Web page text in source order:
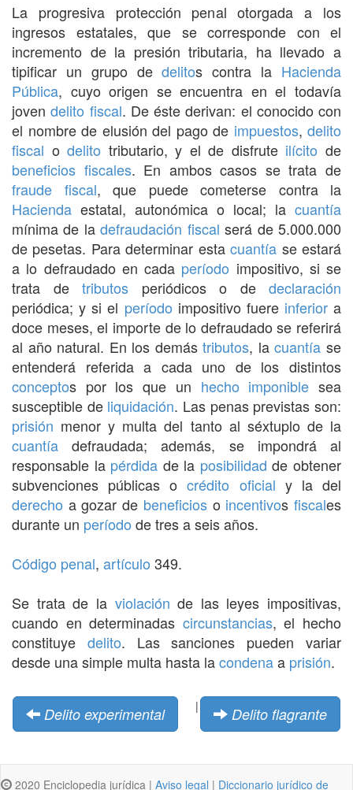
La progresiva protección penal otorgada a los
ingresos estatales, que se corresponde con el
incremento de la presión tributaria, ha llevado a
tipificar un grupo dedelitos contra la Hacienda
Pública, cuyo origen se encuentra en el todavía
jovendelito fiscal. De éste derivan: el conocido con
el nombre de elusión del pago de impuestos, delito
fiscal odelito tributario, y el de disfrute ilícito de
beneficios fiscales. En ambos casos se trata de
fraude fiscal, que puede cometerse contra la
Hacienda estatal, autonómica o local; la cuantía
mínima de ladefraudación fiscal será de 5.000.000
de pesetas. Para determinar estacuantía se estará
a lo defraudado en cada período impositivo, si se
trata de tributos periódicos o de declaración
periódica; y si el período impositivo fuere inferiora
doce meses, el importe de lo defraudado se referirá
al año natural. En los demástributos, lacuantía se
entenderá referida a cada uno de los distintos
conceptos por los que un hecho imponible sea
susceptible de liquidación. Las penas previstas son:
prisión menor y multa del tanto al séxtuplo de la
cuantía defraudada; además, se impondrá al
responsable la pérdida de la posibilidad de obtener
subvenciones públicas ocrédito oficial y la del
derecho a gozar de beneficioso incentivosfiscales
durante un período de tres a seis años.
Código penal, artículo 349.
Se trata de la violación de las leyes impositivas,
cuando en determinadas circunstancias, el hecho
constituye delito. Las sanciones pueden variar
desde una simple multa hasta lacondenaa prisión.
Delito experimental | Delito flagrante
2020 Enciclopedia jurídica | Aviso legal | Diccionario jurídico de